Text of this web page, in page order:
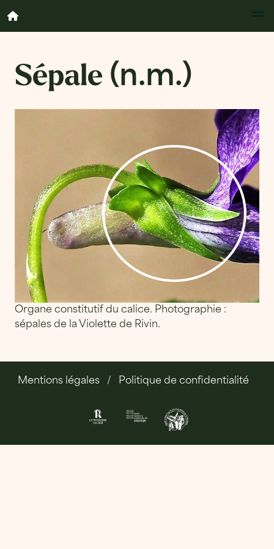
Sépale (n.m.)
Organe constitutif du calice. Photographie :
sépales de la Violette de Rivin.
Mentions légales Politique de confidentialité